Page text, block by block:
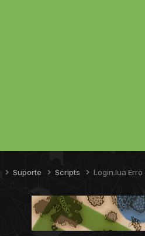
Suporte Scripts Login.lua Erro